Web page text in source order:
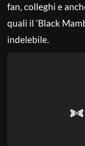
fan, colleghi e
quali il ‘Black
indelebile.